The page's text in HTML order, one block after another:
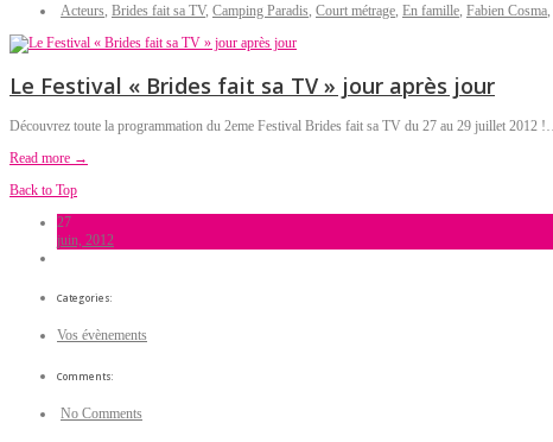
Acteurs, Brides fait sa TV, Camping Paradis, Court métrage, En famille, Fabien Cosma,
Le Festival « Brides fait sa TV » jour après jour
Découvrez toute la programmation du 2eme Festival Brides fait sa TV du 27 au 29 juillet 2012 !…
Read more →
Back to Top
27
juin, 2012
Categories:
Vos évènements
Comments:
No Comments